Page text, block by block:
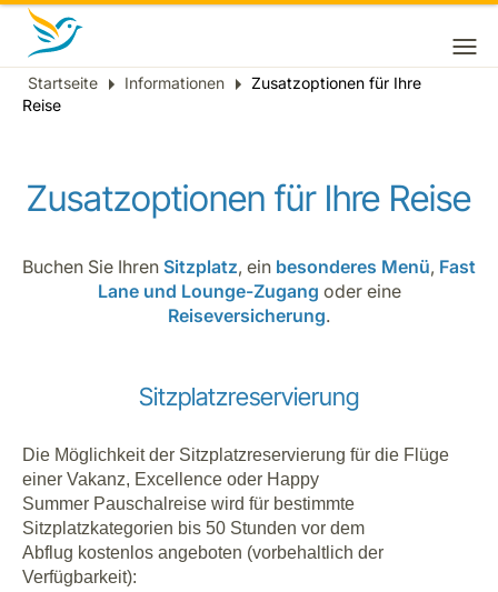
Breadcrumb
Startseite Informationen
Zusatzoptionen für Ihre
Reise
Zusatzoptionen für Ihre Reise
Buchen Sie Ihren Sitzplatz, ein besonderes Menü, Fast
Lane und Lounge-Zugang oder eine
Reiseversicherung.
Sitzplatzreservierung
Die Möglichkeit der Sitzplatzreservierung für die Flüge
einer Vakanz, Excellence oder Happy
Summer Pauschalreise wird für bestimmte
Sitzplatzkategorien bis 50 Stunden vor dem
Abflug kostenlos angeboten (vorbehaltlich der
Verfügbarkeit):